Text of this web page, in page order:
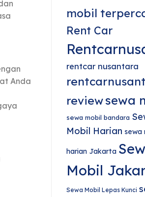
Anda
mobil
Rent Car
rentcar nusantara
reviewsewa
sewa mobil bandara
Mobil Harian sewa
harian Jakarta
Mobil
Sewa Mobil Lepas Kunci